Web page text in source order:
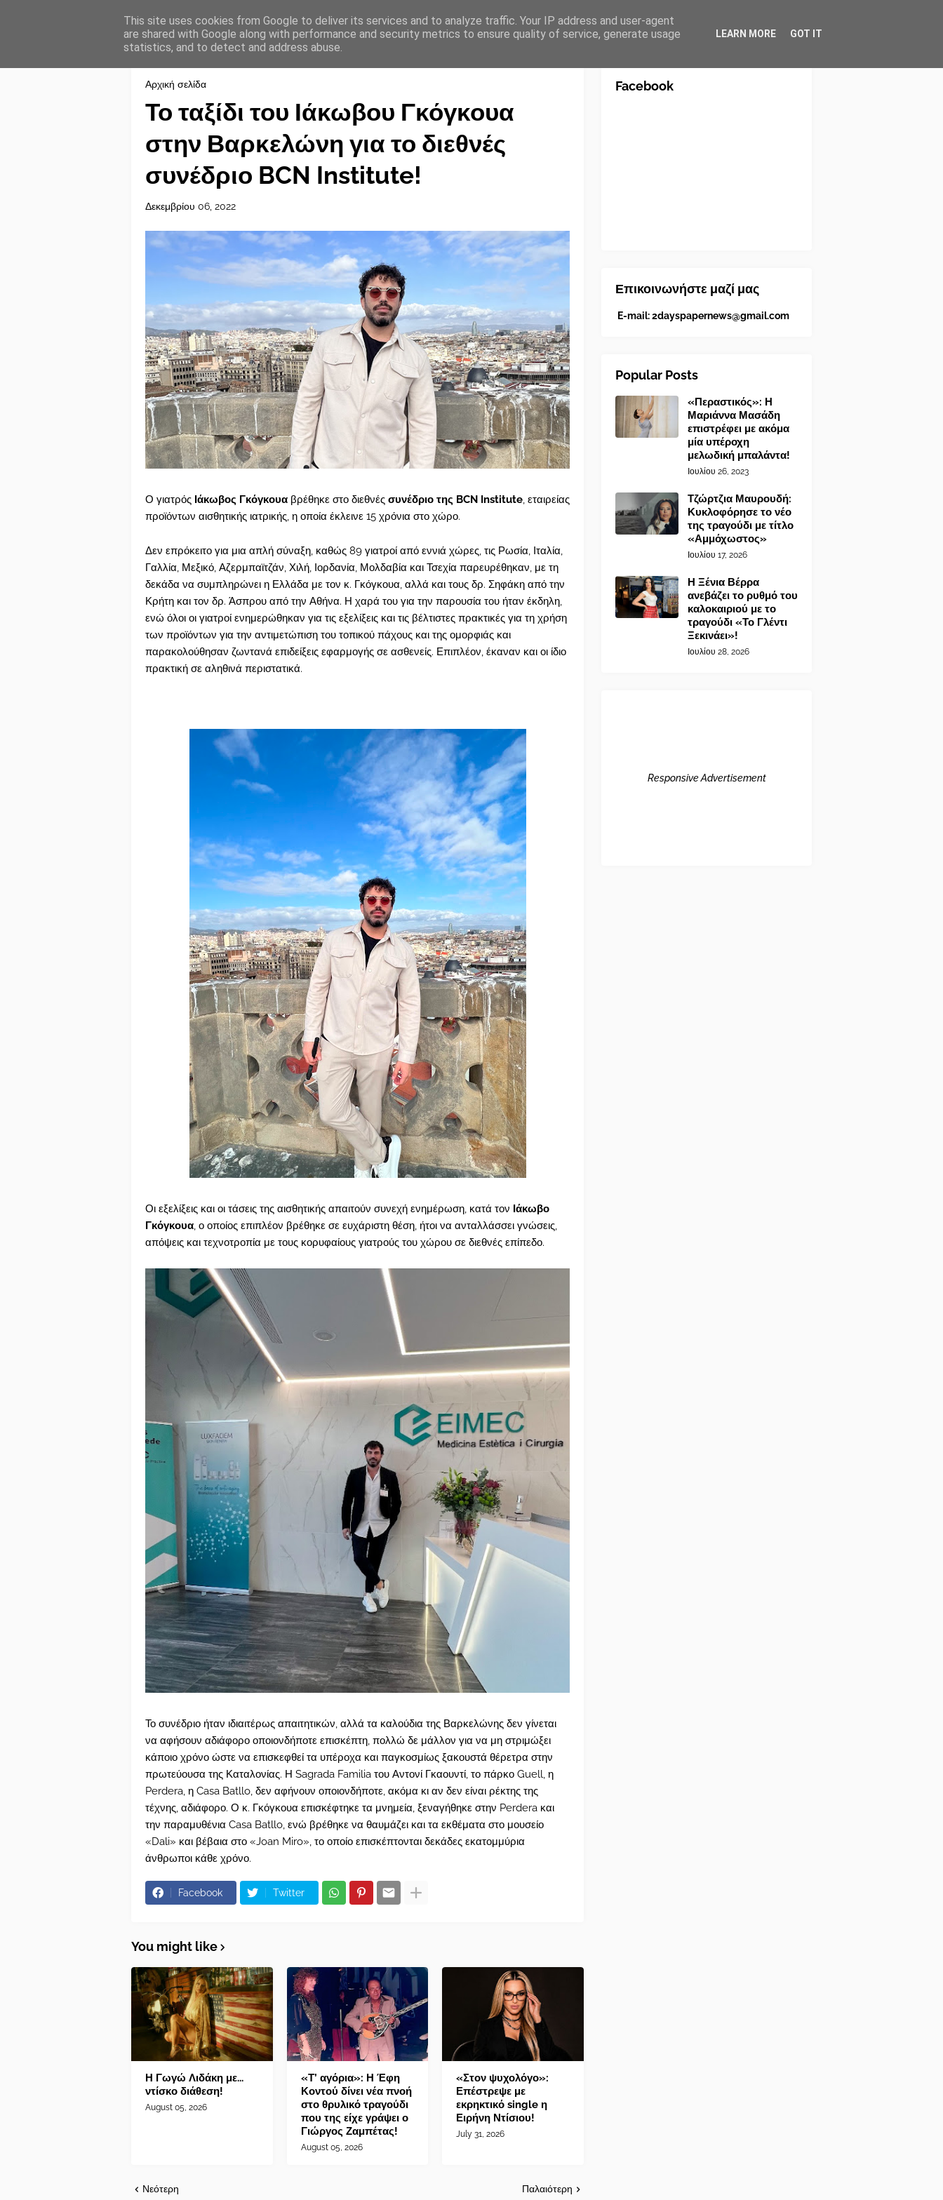
Αρχική σελίδα
Το ταξίδι του Ιάκωβου Γκόγκουα
στην Βαρκελώνη για το διεθνές
συνέδριο BCN Institute!
Δεκεμβρίου 06, 2022
Ο γιατρός Ιάκωβος Γκόγκουα βρέθηκε στο διεθνές συνέδριο της BCN Institute, εταιρείας
προϊόντων αισθητικής ιατρικής, η οποία έκλεινε 15 χρόνια στο χώρο.
Δεν επρόκειτο για μια απλή σύναξη, καθώς 89 γιατροί από εννιά χώρες, τις Ρωσία, Ιταλία,
Γαλλία, Μεξικό, Αζερμπαϊτζάν, Χιλή, Ιορδανία, Μολδαβία και Τσεχία παρευρέθηκαν, με τη
δεκάδα να συμπληρώνει η Ελλάδα με τον κ. Γκόγκουα, αλλά και τους δρ. Σηφάκη από την
Κρήτη και τον δρ. Άσπρου από την Αθήνα. Η χαρά του για την παρουσία του ήταν έκδηλη,
ενώ όλοι οι γιατροί ενημερώθηκαν για τις εξελίξεις και τις βέλτιστες πρακτικές για τη χρήση
των προϊόντων για την αντιμετώπιση του τοπικού πάχους και της ομορφιάς και
παρακολούθησαν ζωντανά επιδείξεις εφαρμογής σε ασθενείς. Επιπλέον, έκαναν και οι ίδιο
πρακτική σε αληθινά περιστατικά.
Οι εξελίξεις και οι τάσεις της αισθητικής απαιτούν συνεχή ενημέρωση, κατά τον Ιάκωβο
Γκόγκουα, ο οποίος επιπλέον βρέθηκε σε ευχάριστη θέση, ήτοι να ανταλλάσσει γνώσεις,
απόψεις και τεχνοτροπία με τους κορυφαίους γιατρούς του χώρου σε διεθνές επίπεδο.
Το συνέδριο ήταν ιδιαιτέρως απαιτητικών, αλλά τα καλούδια της Βαρκελώνης δεν γίνεται
να αφήσουν αδιάφορο οποιονδήποτε επισκέπτη, πολλώ δε μάλλον για να μη στριμώξει
κάποιο χρόνο ώστε να επισκεφθεί τα υπέροχα και παγκοσμίως ξακουστά θέρετρα στην
πρωτεύουσα της Καταλονίας. Η Sagrada Familia του Αντονί Γκαουντί, το πάρκο Guell, η
Perdera, η Casa Batllo, δεν αφήνουν οποιονδήποτε, ακόμα κι αν δεν είναι ρέκτης της
τέχνης, αδιάφορο. Ο κ. Γκόγκουα επισκέφτηκε τα μνημεία, ξεναγήθηκε στην Perdera και
την παραμυθένια Casa Batllo, ενώ βρέθηκε να θαυμάζει και τα εκθέματα στο μουσείο
«Dali» και βέβαια στο «Joan Miro», το οποίο επισκέπτονται δεκάδες εκατομμύρια
άνθρωποι κάθε χρόνο.
Facebook Twitter
You might like
Η Γωγώ Λιδάκη με...
ντίσκο διάθεση!
August 05, 2026
«Τ’ αγόρια»: Η Έφη
Κοντού δίνει νέα πνοή
στο θρυλικό τραγούδι
που της είχε γράψει ο
Γιώργος Ζαμπέτας!
August 05, 2026
«Στον ψυχολόγο»:
Επέστρεψε με
εκρηκτικό single η
Ειρήνη Ντίσιου!
July 31, 2026
Νεότερη Παλαιότερη
Facebook
Επικοινωνήστε μαζί μας
E-mail:2dayspapernews@gmail.com
Popular Posts
«Περαστικός»: Η
Μαριάννα Μασάδη
επιστρέφει με ακόμα
μία υπέροχη
μελωδική μπαλάντα!
Ιουλίου 26, 2023
Τζώρτζια Μαυρουδή:
Κυκλοφόρησε το νέο
της τραγούδι με τίτλο
«Αμμόχωστος»
Ιουλίου 17, 2026
Η Ξένια Βέρρα
ανεβάζει το ρυθμό του
καλοκαιριού με το
τραγούδι «Το Γλέντι
Ξεκινάει»!
Ιουλίου 28, 2026
Responsive Advertisement
This site uses cookies from Google to deliver its services and to analyze traffic. Your IP address and user-agent
are shared with Google along with performance and security metrics to ensure quality of service, generate usage
statistics, and to detect and address abuse.
LEARN MORE GOT IT